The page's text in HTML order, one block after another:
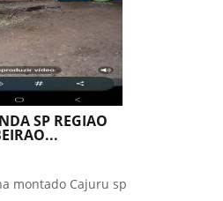
SP REGIAO
montado Cajuru sp